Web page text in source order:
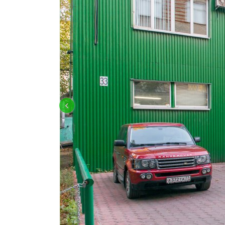
КУЗОВНОЙ РЕМОНТ LAND ROVER
OFF-ROAD ПОДГОТОВКА И
‹